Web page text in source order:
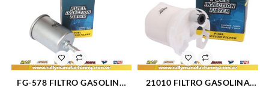
FG-578 FILTRO GASOLINA
21010 FILTRO GASOLINA